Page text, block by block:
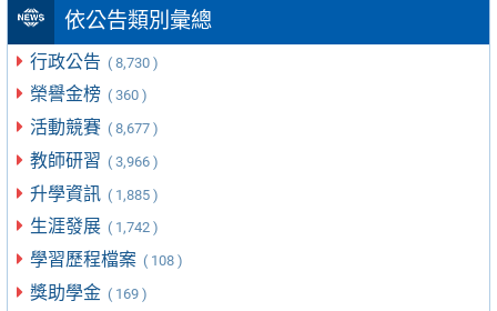
依公告類別彙總
行政公告 ( 8,730 )
榮譽金榜 ( 360 )
活動競賽 ( 8,677 )
教師研習 ( 3,966 )
升學資訊 ( 1,885 )
生涯發展 ( 1,742 )
學習歷程檔案 ( 108 )
獎助學金 ( 169 )